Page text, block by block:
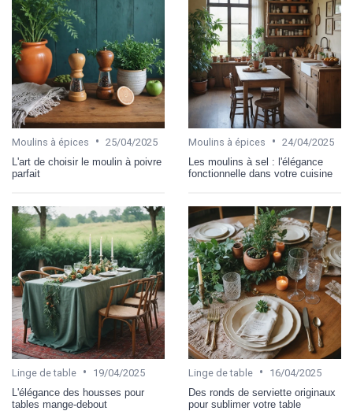
Moulins à épices • 25/04/2025
L'art de choisir le moulin à poivre
parfait
Moulins à épices • 24/04/2025
Les moulins à sel : l'élégance
fonctionnelle dans votre cuisine
Linge de table •
19/04/2025
L'élégance des housses pour
tables mange-debout
Linge de table •
16/04/2025
Des ronds de serviette originaux
pour sublimer votre table